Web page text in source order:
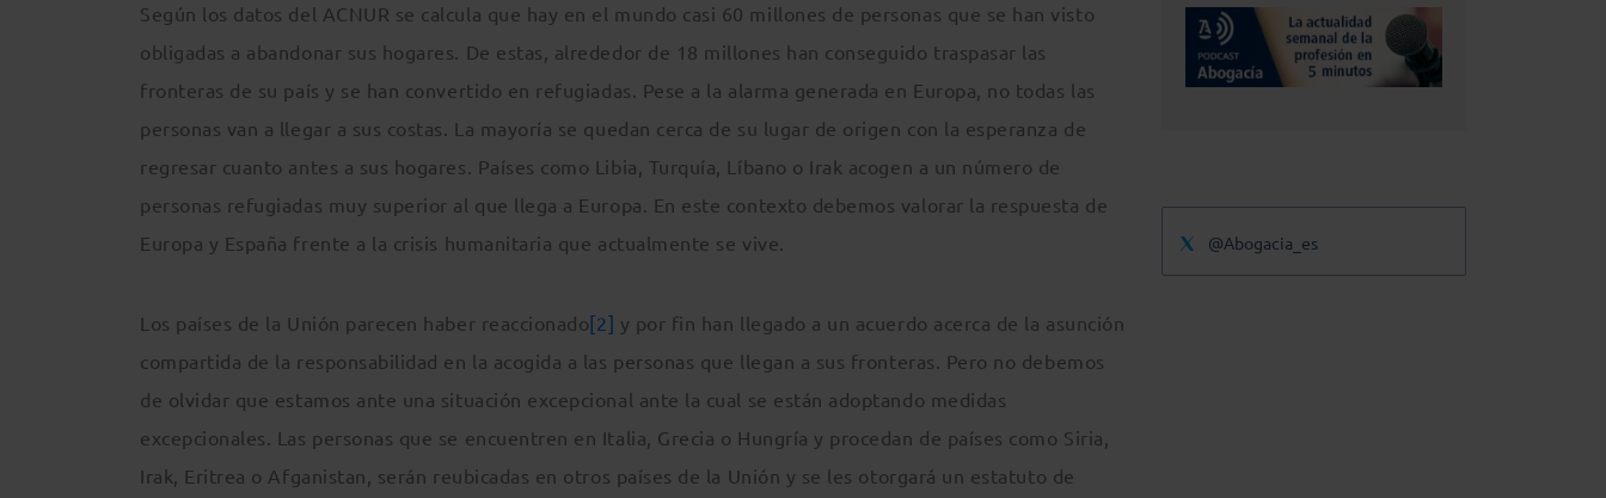
Según los datos del ACNUR se calcula que hay en el mundo casi 60 millones de personas que se han visto
obligadas a abandonar sus hogares. De estas, alrededor de 18 millones han conseguido traspasar las
fronteras de su país y se han convertido en refugiadas. Pese a la alarma generada en Europa, no todas las
personas van a llegar a sus costas. La mayoría se quedan cerca de su lugar de origen con la esperanza de
regresar cuanto antes a sus hogares. Países como Libia, Turquía, Líbano o Irak acogen a un número de
personas refugiadas muy superior al que llega a Europa. En este contexto debemos valorar la respuesta de
Europa y España frente a la crisis humanitaria que actualmente se vive.
Los países de la Unión parecen haber reaccionado[2] y por fin han llegado a un acuerdo acerca de la asunción
compartida de la responsabilidad en la acogida a las personas que llegan a sus fronteras. Pero no debemos
de olvidar que estamos ante una situación excepcional ante la cual se están adoptando medidas
excepcionales. Las personas que se encuentren en Italia, Grecia o Hungría y procedan de países como Siria,
Irak, Eritrea o Afganistan, serán reubicadas en otros países de la Unión y se les otorgará un estatuto de
@Abogacia_es